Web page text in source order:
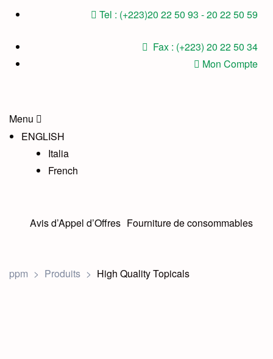
Tel : (+223)20 22 50 93 - 20 22 50 59
Fax : (+223) 20 22 50 34
Mon Compte
Menu
ENGLISH
Italia
French
Avis d’Appel d’Offres Fourniture de consommables
ppm > Produits > High Quality Topicals